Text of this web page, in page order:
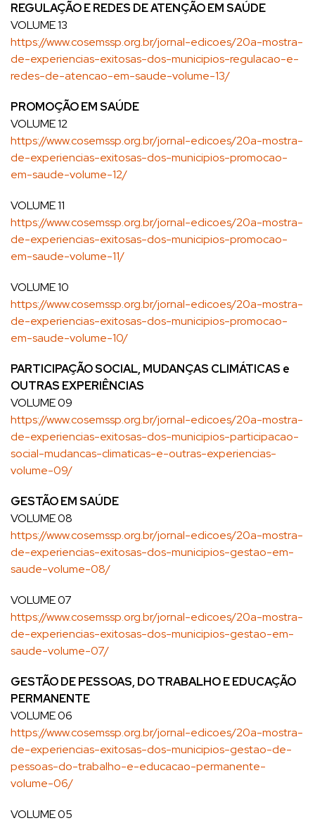
REGULAÇÃO E REDES DE ATENÇÃO EM SAÚDE
VOLUME 13
https://www.cosemssp.org.br/jornal-edicoes/20a-mostra-
de-experiencias-exitosas-dos-municipios-regulacao-e-
redes-de-atencao-em-saude-volume-13/
PROMOÇÃO EM SAÚDE
VOLUME 12
https://www.cosemssp.org.br/jornal-edicoes/20a-mostra-
de-experiencias-exitosas-dos-municipios-promocao-
em-saude-volume-12/
VOLUME 11
https://www.cosemssp.org.br/jornal-edicoes/20a-mostra-
de-experiencias-exitosas-dos-municipios-promocao-
em-saude-volume-11/
VOLUME 10
https://www.cosemssp.org.br/jornal-edicoes/20a-mostra-
de-experiencias-exitosas-dos-municipios-promocao-
em-saude-volume-10/
PARTICIPAÇÃO SOCIAL, MUDANÇAS CLIMÁTICAS e
OUTRAS EXPERIÊNCIAS
VOLUME 09
https://www.cosemssp.org.br/jornal-edicoes/20a-mostra-
de-experiencias-exitosas-dos-municipios-participacao-
social-mudancas-climaticas-e-outras-experiencias-
volume-09/
GESTÃO EM SAÚDE
VOLUME 08
https://www.cosemssp.org.br/jornal-edicoes/20a-mostra-
de-experiencias-exitosas-dos-municipios-gestao-em-
saude-volume-08/
VOLUME 07
https://www.cosemssp.org.br/jornal-edicoes/20a-mostra-
de-experiencias-exitosas-dos-municipios-gestao-em-
saude-volume-07/
GESTÃO DE PESSOAS, DO TRABALHO E EDUCAÇÃO
PERMANENTE
VOLUME 06
https://www.cosemssp.org.br/jornal-edicoes/20a-mostra-
de-experiencias-exitosas-dos-municipios-gestao-de-
pessoas-do-trabalho-e-educacao-permanente-
volume-06/
VOLUME 05